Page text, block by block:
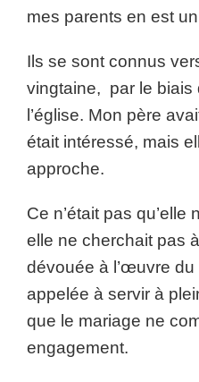
mes parents en est
Ils se sont connus
vingtaine, par le biais
l’église. Mon père
était intéressé, mais
approche.
Ce n’était pas qu’elle
elle ne cherchait pas
dévouée à l’œuvre
appelée à servir à
que le mariage ne
engagement.